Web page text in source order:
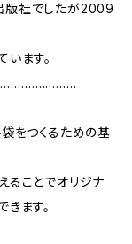
版社でしたが2009
ます。
をつくるための基
ることでオリジナ
ます。